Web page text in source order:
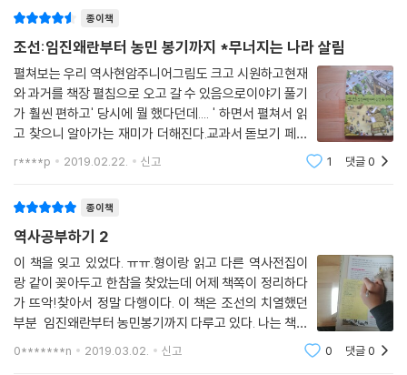
종이책
조선:임진왜란부터 농민 봉기까지 *무너지는 나라 살림
펼쳐보는 우리 역사현암주니어그림도 크고 시원하고현재
와 과거를 책장 펼침으로 오고 갈 수 있음으로이야기 풀기
가 훨씬 편하고' 당시에 뭘 했다던데.... ' 하면서 펼쳐서 읽
고 찾으니 알아가는 재미가 더해진다.교과서 돋보기 페이
지를 보면조선시대의 왕, 임금을 포함하여 여러 인물들이
등장하는데각각 특징을 잘 살려서 표현되었다.많은 이야
r****p 2019.02.22. 신고 1 댓글0
종이책
역사공부하기 2
이 책을 잊고 있었다. ㅠㅠ.형이랑 읽고 다른 역사전집이
랑 같이 꽂아두고 한참을 찾았는데 어제 책쪽이 정리하다
가 뜨악!찾아서 정말 다행이다. 이 책은 조선의 치열했던
부분 임진왜란부터 농민봉기까지 다루고 있다. 나는 책에
소개 된 부분부분 중 임진왜란과 병자호란은 영화를 통
0*******n 2019.03.02. 신고 0 댓글0